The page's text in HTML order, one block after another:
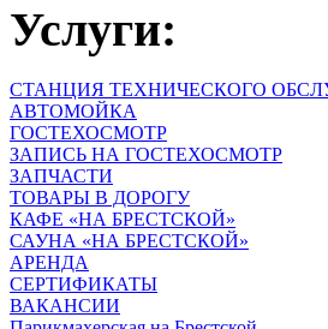
Услуги:
СТАНЦИЯ ТЕХНИЧЕСКОГО
АВТОМОЙКА
ГОСТЕХОСМОТР
ЗАПИСЬ НА ГОСТЕХОСМОТР
ЗАПЧАСТИ
ТОВАРЫ В ДОРОГУ
КАФЕ «НА БРЕСТСКОЙ»
САУНА «НА БРЕСТСКОЙ»
АРЕНДА
СЕРТИФИКАТЫ
ВАКАНСИИ